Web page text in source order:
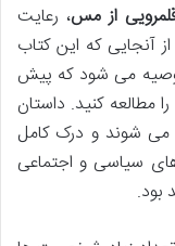
از مس، رعایت
آنجایی که این کتاب
می شود که پیش
مطالعه کنید. داستان
شوند و درک کامل
سیاسی و اجتماعی
بود.